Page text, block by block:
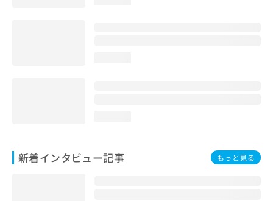
新着インタビュー記事 もっと見る